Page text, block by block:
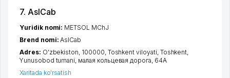
7. AslCab
Yuridik nomi: METSOL MChJ
Brend nomi:AslCab
Adres: O'zbekiston, 100000, Toshkent viloyati, Toshkent,
Yunusobod tumani, малая кольцевая дорога, 64А
Xaritada ko'rsatish